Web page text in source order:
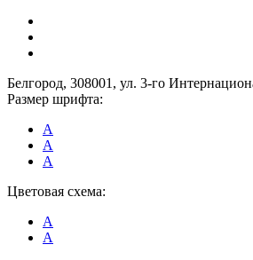
Белгород, 308001, ул. 3-го
Размер шрифта:
A
A
A
Цветовая схема:
A
A